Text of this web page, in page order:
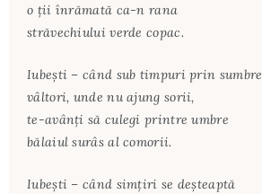
o ţii înrămată ca-n rana
străvechiului verde copac.
Iubeşti – când sub timpuri prin sumbre
vâltori, unde nu ajung sorii,
te-avânţi să culegi printre umbre
bălaiul surâs al comorii.
Iubeşti – când simţiri se deşteaptă